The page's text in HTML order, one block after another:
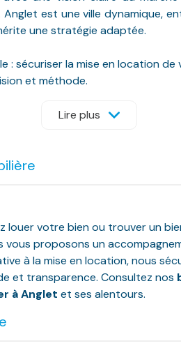
est une ville dynamique,
une stratégie adaptée.
: sécuriser la mise en location de
et méthode.
un territoire étendu, organisé
vous accompagnons à Bayonne,
Jean-Pied-de-Port et
nous intervenons à
Tarnos, Saint-Martin-de-
Biscarrosse et Biganos.
présents à Bordeaux,
Lire plus
louer votre bien ou trouver un
vous proposons un
à la mise en location, nous
et transparence. Consultez nos
à Anglet et ses alentours.